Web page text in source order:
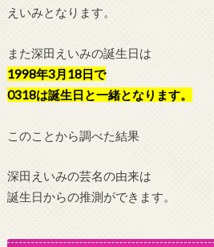
えいみとなります。
また深田えいみの誕生日は
1998年3月18日で
0318は誕生日と一緒となります。
このことから調べた結果
深田えいみの芸名の由来は
誕生日からの推測ができます。